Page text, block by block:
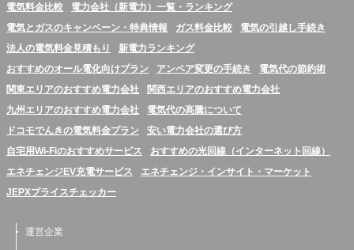
電気料金比較
電力会社（新電力）一覧・ランキング
電気とガスのキャンペーン・特典情報
ガス料金比較
電気の引越し手続き
法人の電気料金見積もり
新電力ランキング
おすすめのオール電化向けプラン
アンペア変更の手続き
電気代の節約術
関東エリアのおすすめ電力会社
関西エリアのおすすめ電力会社
九州エリアのおすすめ電力会社
電気代の高騰について
ドコモでんきの電気料金プラン
安い電力会社の選び方
自宅用Wi-Fiのおすすめサービス
おすすめの光回線（インターネット回線）
エネチェンジEV充電サービス
エネチェンジ・インサイト・マーケット
JEPXプライスチェッカー
運営企業